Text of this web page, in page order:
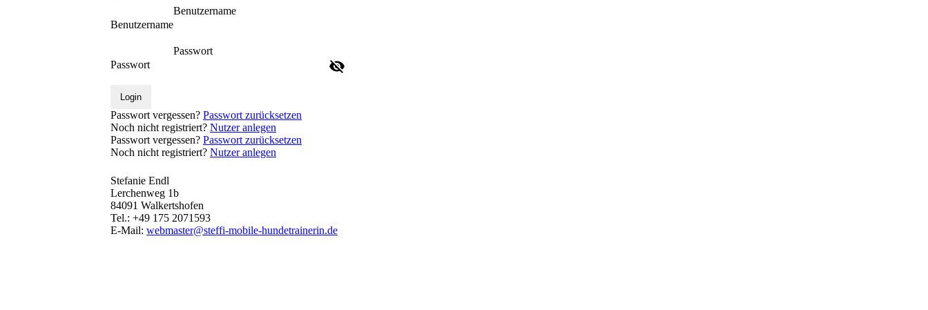
Benutzername
Benutzername
Passwort
Passwort
Login
Passwort vergessen? Passwort zurücksetzen
Noch nicht registriert? Nutzer anlegen
Passwort vergessen? Passwort zurücksetzen
Noch nicht registriert? Nutzer anlegen
Stefanie Endl
Lerchenweg 1b
84091 Walkertshofen
Tel.: +49 175 2071593
E-Mail: webmaster@steffi-mobile-hundetrainerin.de